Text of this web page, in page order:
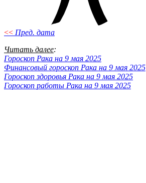
<< Пред. дата
Читать далее:
Гороскоп Рака на 9 мая 2025
Финансовый гороскоп Рака на 9 мая 2025
Гороскоп здоровья Рака на 9 мая 2025
Гороскоп работы Рака на 9 мая 2025